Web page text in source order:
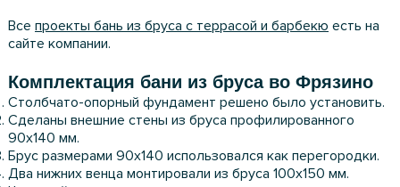
Все проекты бань из бруса с террасой и барбекю есть на
сайте компании.
Комплектация бани из бруса во Фрязино
Столбчато-опорный фундамент решено было установить.
Сделаны внешние стены из бруса профилированного
90х140 мм.
Брус размерами 90х140 использовался как перегородки.
Два нижних венца монтировали из бруса 100х150 мм.